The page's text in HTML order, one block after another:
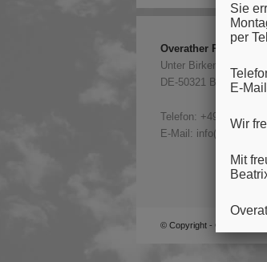
Overather Reisen
Unter Birken 19A
DE-50321 Brühl
Telefon: +49 2206 863
E-Mail:
© Copyright - Overather
Sie
per
E-
Wir
Mit